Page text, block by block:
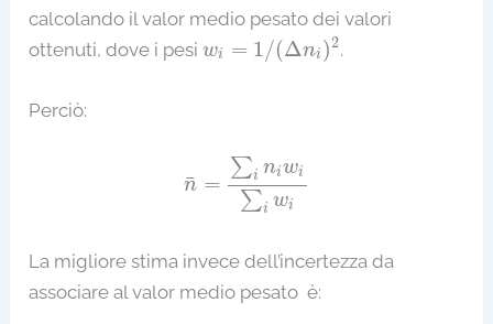
calcolando il valor medio pesato dei valori
ottenuti, dove i pesiwi = 1 /(Δni )2
/( Δni) .
Perciò:
¯
n =
∑i niwi
∑i wi
∑ini wi ∑iw
La migliore stima invece dell’incertezza da
associare al valor medio pesato è: